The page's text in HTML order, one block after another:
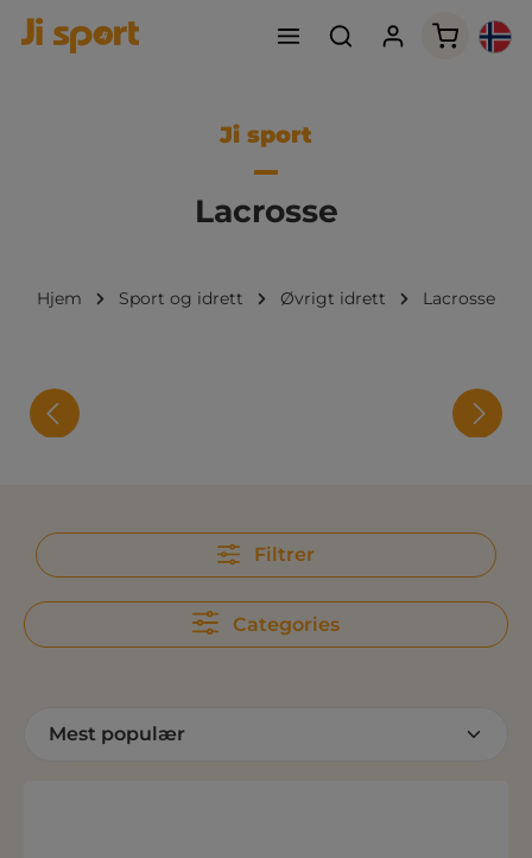
Ji sport
Lacrosse
Hjem Sport og idrett Øvrigt idrett Lacrosse
Filtrer
Categories